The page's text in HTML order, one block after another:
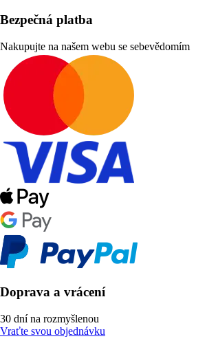
Bezpečná platba
Nakupujte na našem webu se sebevědomím
Doprava a vrácení
30 dní na rozmyšlenou
Vraťte svou objednávku